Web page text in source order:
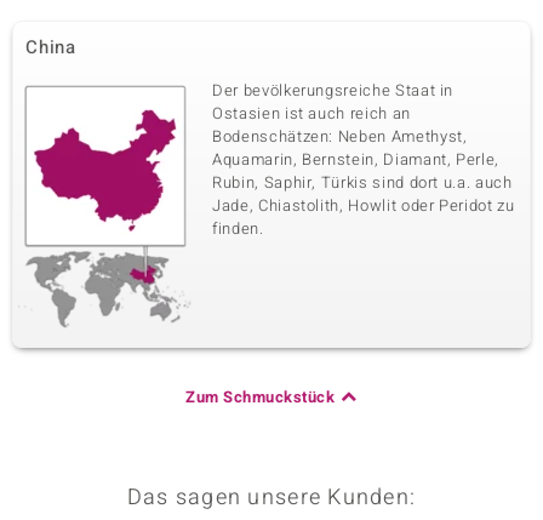
China
Der bevölkerungsreiche Staat in
Ostasien ist auch reich an
Bodenschätzen: Neben Amethyst,
Aquamarin, Bernstein, Diamant, Perle,
Rubin, Saphir, Türkis sind dort u.a. auch
Jade, Chiastolith, Howlit oder Peridot zu
finden.
Zum Schmuckstück
Das sagen unsere Kunden: